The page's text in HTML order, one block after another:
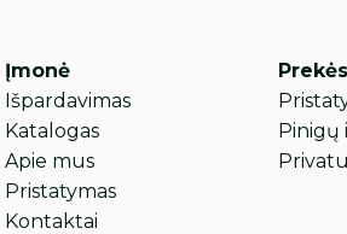
Įmonė
Išpardavimas
Katalogas
Apie mus
Pristatymas
Kontaktai
Prekės
Pinigų